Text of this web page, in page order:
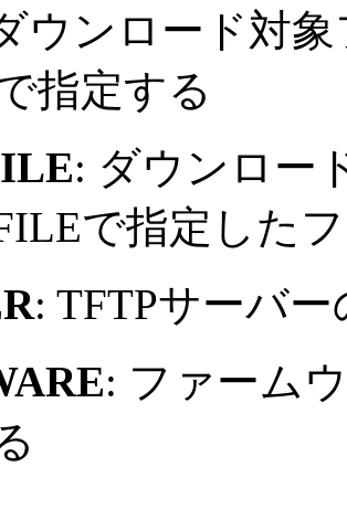
ウンロード対
指定する
: ダウンロー
で指定した
: TFTPサーバ
: ファーム